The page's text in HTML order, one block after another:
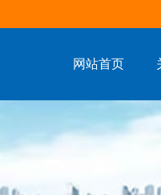
网站首页